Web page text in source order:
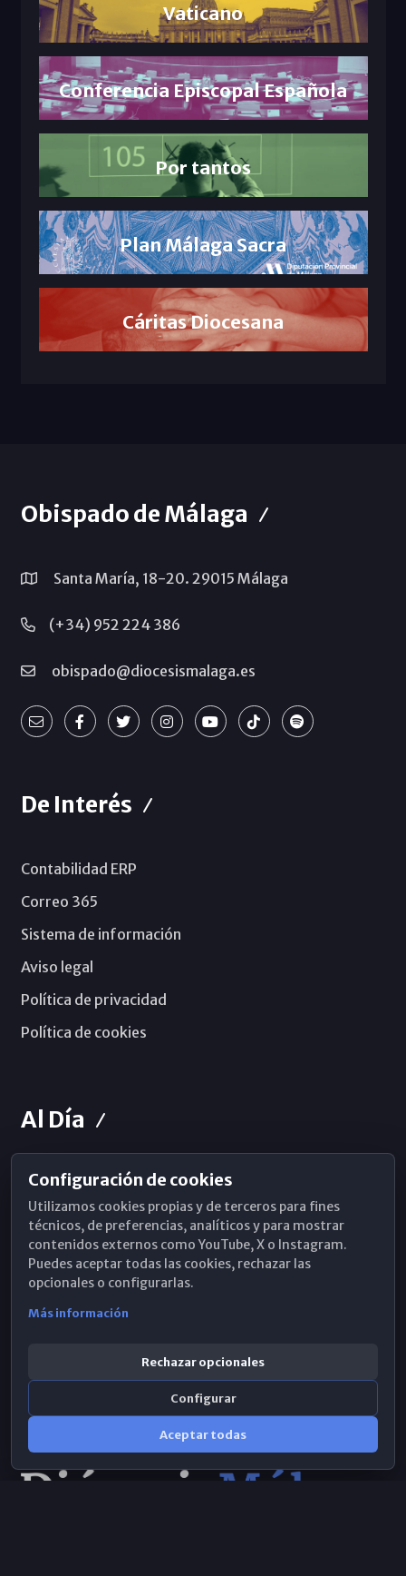
Vaticano
Conferencia Episcopal Española
Por tantos
Plan Málaga Sacra
Cáritas Diocesana
Obispado de Málaga
Santa María, 18-20. 29015 Málaga
(+34) 952 224 386
obispado@diocesismalaga.es
De Interés
Contabilidad ERP
Correo 365
Sistema de información
Aviso legal
Política de privacidad
Política de cookies
Al Día
Horarios de Misa
Hemeroteca
WhatsApp
Configuración de cookies
Utilizamos cookies propias y de terceros para fines
técnicos, de preferencias, analíticos y para mostrar
contenidos externos como YouTube, X o Instagram.
Puedes aceptar todas las cookies, rechazar las
opcionales o configurarlas.
Más información
Rechazar opcionales
Configurar
Aceptar todas